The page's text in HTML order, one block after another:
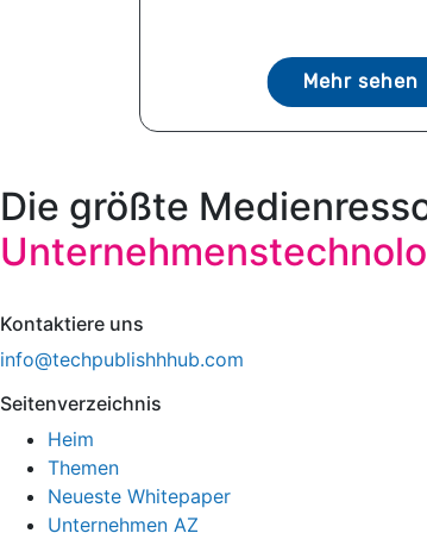
Mehr sehen
Die größte
Kontaktiere uns
info@techpublishhhub.com
Seitenverzeichnis
Heim
Themen
Neueste Whitepaper
Unternehmen AZ